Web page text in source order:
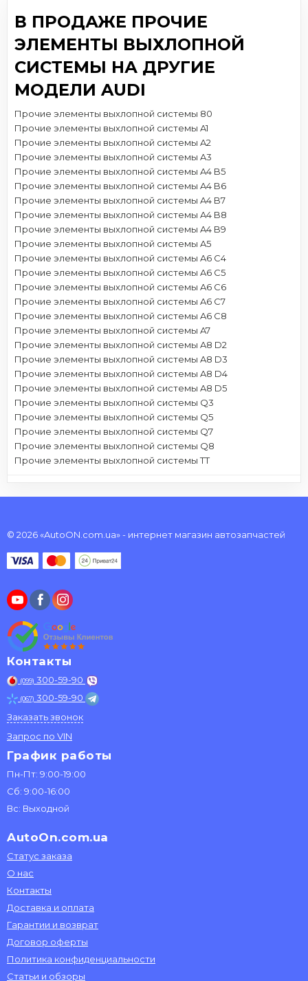
В ПРОДАЖЕ ПРОЧИЕ
ЭЛЕМЕНТЫ ВЫХЛОПНОЙ
СИСТЕМЫ НА ДРУГИЕ
МОДЕЛИ AUDI
Прочие элементы выхлопной системы 80
Прочие элементы выхлопной системы A1
Прочие элементы выхлопной системы A2
Прочие элементы выхлопной системы A3
Прочие элементы выхлопной системы A4 B5
Прочие элементы выхлопной системы A4 B6
Прочие элементы выхлопной системы A4 B7
Прочие элементы выхлопной системы A4 B8
Прочие элементы выхлопной системы A4 B9
Прочие элементы выхлопной системы A5
Прочие элементы выхлопной системы A6 C4
Прочие элементы выхлопной системы A6 C5
Прочие элементы выхлопной системы A6 C6
Прочие элементы выхлопной системы A6 C7
Прочие элементы выхлопной системы A6 C8
Прочие элементы выхлопной системы A7
Прочие элементы выхлопной системы A8 D2
Прочие элементы выхлопной системы A8 D3
Прочие элементы выхлопной системы A8 D4
Прочие элементы выхлопной системы A8 D5
Прочие элементы выхлопной системы Q3
Прочие элементы выхлопной системы Q5
Прочие элементы выхлопной системы Q7
Прочие элементы выхлопной системы Q8
Прочие элементы выхлопной системы TT
© 2026 «AutoON.com.ua» - интернет магазин автозапчастей
Контакты
(099) 300-59-90
(067) 300-59-90
Заказать звонок
Запрос по VIN
График работы
Пн-Пт: 9:00-19:00
Сб: 9:00-16:00
Вс: Выходной
AutoOn.com.ua
Статус заказа
О нас
Контакты
Доставка и оплата
Гарантии и возврат
Договор оферты
Политика конфиденциальности
Статьи и обзоры